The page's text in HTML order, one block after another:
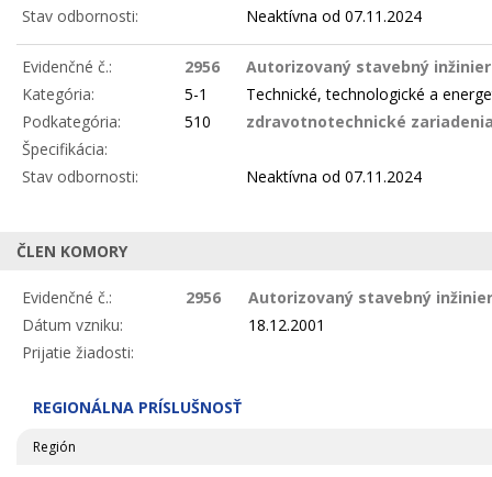
Stav odbornosti:
Neaktívna od 07.11.2024
Evidenčné č.: 2956
Autorizovaný stavebný
Kategória:
5-1
Technické, technologické a
Podkategória:
510
zdravotnotechnické
Špecifikácia:
Stav odbornosti:
Neaktívna od 07.11.2024
ČLEN KOMORY
Evidenčné č.: 2956
Autorizovaný stavebný
Dátum vzniku:
18.12.2001
Prijatie žiadosti:
REGIONÁLNA PRÍSLUŠNOSŤ
Región